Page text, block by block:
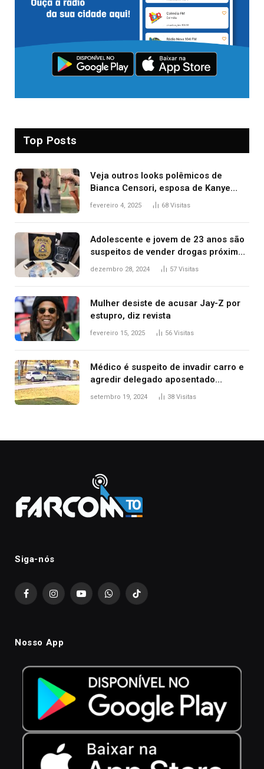
Top Posts
Veja outros looks polêmicos de
Bianca Censori, esposa de Kanye
West que apareceu nua no Grammy
fevereiro 4, 2025 68 Visitas
Adolescente e jovem de 23 anos são
suspeitos de vender drogas próximo
de delegacia e escola, diz polícia
dezembro 28, 2024 57 Visitas
Mulher desiste de acusar Jay-Z por
estupro, diz revista
fevereiro 15, 2025 56 Visitas
Médico é suspeito de invadir carro e
agredir delegado aposentado
durante confusão no trânsito
setembro 19, 2024 38 Visitas
Siga-nós
FacebookInstagramYouTubeWhatsAppTikTok
Nosso App